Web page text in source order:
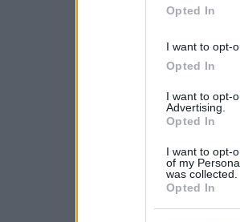
Opted In
I want to opt-
Opted In
I want to opt-
Advertising.
Opted In
I want to opt-
of my
was collected.
Opted In
Ακολουθήστε το
Δείτε όλες τις